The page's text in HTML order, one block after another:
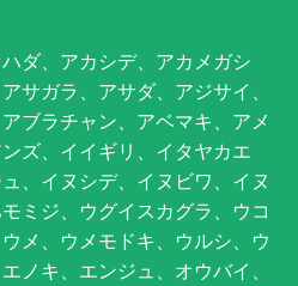
ダ、アカシデ、アカメガシ
サガラ、アサダ、アジサイ、
ブラチャン、アベマキ、アメ
ズ、イイギリ、イタヤカエ
、イヌシデ、イヌビワ、イヌ
ミジ、ウグイスカグラ、ウコ
メ、ウメモドキ、ウルシ、ウ
ノキ、エンジュ、オウバイ、